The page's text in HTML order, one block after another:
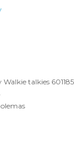
talkies 601185